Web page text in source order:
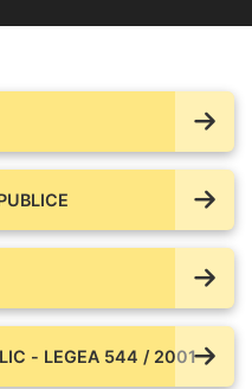
- LEGEA 544 / 2001